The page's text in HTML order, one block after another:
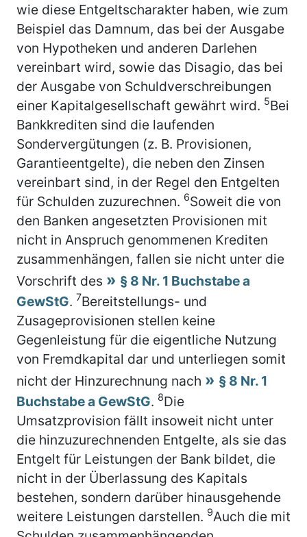
wie diese Entgeltscharakter haben, wie zum
Beispiel das Damnum, das bei der Ausgabe
von Hypotheken und anderen Darlehen
vereinbart wird, sowie das Disagio, das bei
der Ausgabe von Schuldverschreibungen
einer Kapitalgesellschaft gewährt wird. 5Bei
Bankkrediten sind die laufenden
Sondervergütungen (z. B. Provisionen,
Garantieentgelte), die neben den Zinsen
vereinbart sind, in der Regel den Entgelten
für Schulden zuzurechnen. 6Soweit die von
den Banken angesetzten Provisionen mit
nicht in Anspruch genommenen Krediten
zusammenhängen, fallen sie nicht unter die
Vorschrift des
§ 8 Nr. 1 Buchstabe a
GewStG. 7Bereitstellungs- und
Zusageprovisionen stellen keine
Gegenleistung für die eigentliche Nutzung
von Fremdkapital dar und unterliegen somit
nicht der Hinzurechnung nach
§ 8 Nr. 1
Buchstabe a GewStG. 8Die
Umsatzprovision fällt insoweit nicht unter
die hinzuzurechnenden Entgelte, als sie das
Entgelt für Leistungen der Bank bildet, die
nicht in der Überlassung des Kapitals
bestehen, sondern darüber hinausgehende
weitere Leistungen darstellen. 9Auch die mit